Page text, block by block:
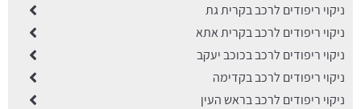
ניקוי ריפודים לרכב בקרית גת
ניקוי ריפודים לרכב בקרית אתא
ניקוי ריפודים לרכב בכוכב יעקב
ניקוי ריפודים לרכב בקדימה
ניקוי ריפודים לרכב בראש העין